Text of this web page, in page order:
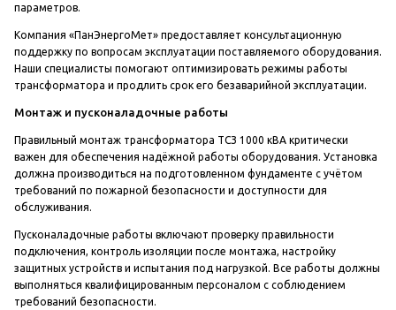
параметров.
Компания «ПанЭнергоМет» предоставляет консультационную
поддержку по вопросам эксплуатации поставляемого оборудования.
Наши специалисты помогают оптимизировать режимы работы
трансформатора и продлить срок его безаварийной эксплуатации.
Монтаж и пусконаладочные работы
Правильный монтаж трансформатора ТСЗ 1000 кВА критически
важен для обеспечения надёжной работы оборудования. Установка
должна производиться на подготовленном фундаменте с учётом
требований по пожарной безопасности и доступности для
обслуживания.
Пусконаладочные работы включают проверку правильности
подключения, контроль изоляции после монтажа, настройку
защитных устройств и испытания под нагрузкой. Все работы должны
выполняться квалифицированным персоналом с соблюдением
требований безопасности.